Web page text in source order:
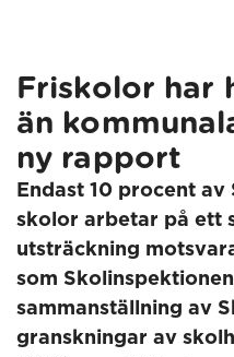
Friskolor har
än
ny rapport
Endast 10 procent
skolor arbetar på ett
utsträckning
som
sammanställning av
granskningar av